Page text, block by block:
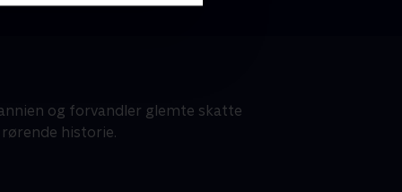
og forvandler glemte skatte
historie.